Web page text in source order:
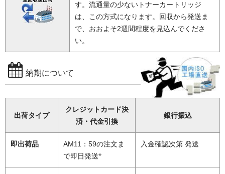
す。流通量の少ないトナーカートリッジ
は、この方式になります。回収から発送ま
で、おおよそ2週間程度を見込んでくださ
い。
納期について
出荷タイプ
クレジットカード決
済・代金引換
銀行振込
即出荷品
AM11：59の注文ま
で即日発送※
入金確認次第 発送